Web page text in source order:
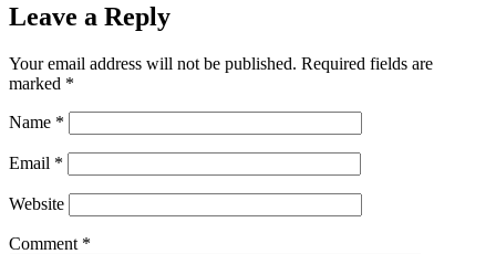
Leave a Reply
Your email address will not be published. Required fields are
marked *
Name *
Email *
Website
Comment *